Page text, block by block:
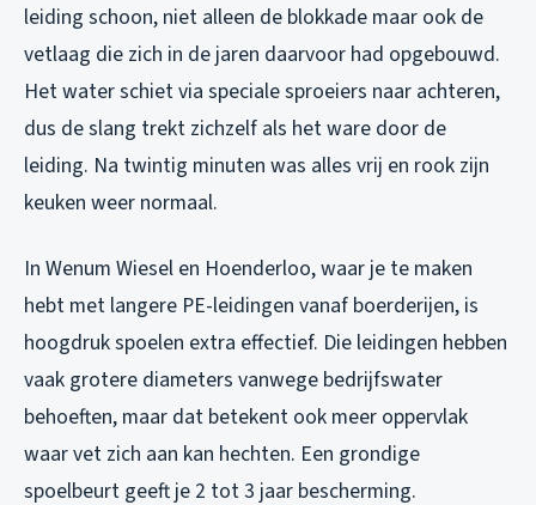
leiding schoon, niet alleen de blokkade maar ook de
vetlaag die zich in de jaren daarvoor had opgebouwd.
Het water schiet via speciale sproeiers naar achteren,
dus de slang trekt zichzelf als het ware door de
leiding. Na twintig minuten was alles vrij en rook zijn
keuken weer normaal.
In Wenum Wiesel en Hoenderloo, waar je te maken
hebt met langere PE-leidingen vanaf boerderijen, is
hoogdruk spoelen extra effectief. Die leidingen hebben
vaak grotere diameters vanwege bedrijfswater
behoeften, maar dat betekent ook meer oppervlak
waar vet zich aan kan hechten. Een grondige
spoelbeurt geeft je 2 tot 3 jaar bescherming.